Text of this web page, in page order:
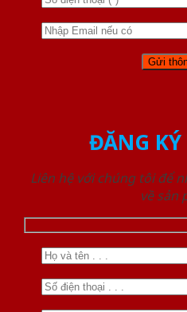
ĐĂNG
Liên hệ với chúng tôi để
về sản